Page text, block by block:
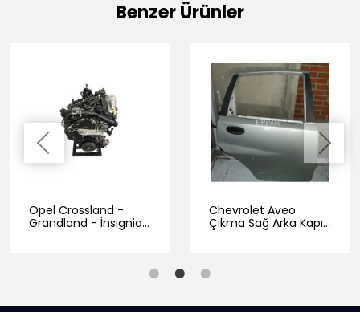
Benzer Ürünler
Opel Crossland -
Grandland - İnsignia
Chevrolet Aveo
Çıkma Sağ Arka Kapı